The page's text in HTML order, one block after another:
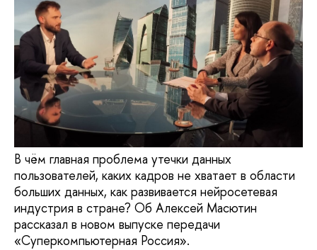
В чём главная проблема утечки данных
пользователей, каких кадров не хватает в области
больших данных, как развивается нейросетевая
индустрия в стране? Об Алексей Масютин
рассказал в новом выпуске передачи
«Суперкомпьютерная Россия».